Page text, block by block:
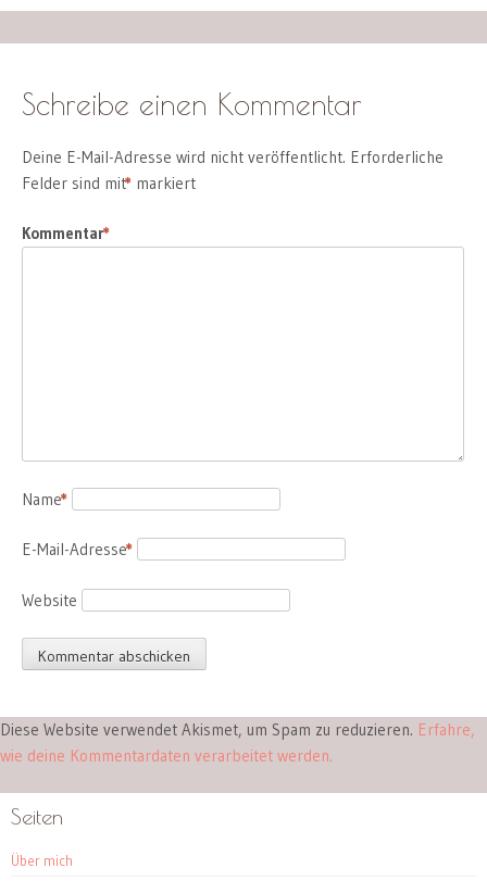
Schreibe einen Kommentar
Deine E-Mail-Adresse wird nicht veröffentlicht. Erforderliche
Felder sind mit
* markiert
Kommentar
*
Name
*
E-Mail-Adresse
*
Website
Diese Website verwendet Akismet, um Spam zu reduzieren. Erfahre,
wie deine Kommentardaten verarbeitet werden.
Seiten
Über mich